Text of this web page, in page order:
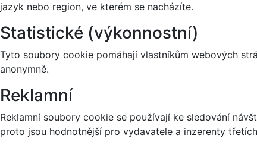
jazyk nebo region, ve kterém se nacházíte.
Statistické (výkonnostní)
Tyto soubory cookie pomáhají vlastníkům webových
anonymně.
Reklamní
Reklamní soubory cookie se používají ke sledování
proto jsou hodnotnější pro vydavatele a inzerenty